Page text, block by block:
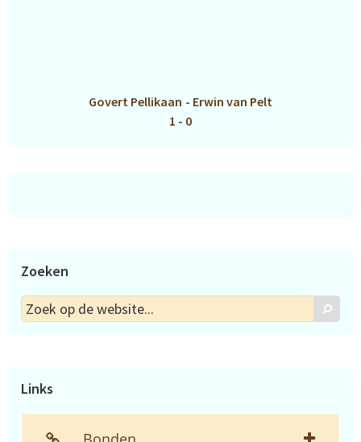
Govert Pellikaan - Erwin van Pelt
1 - 0
Zoeken
Zoek
op
Zoek
Links